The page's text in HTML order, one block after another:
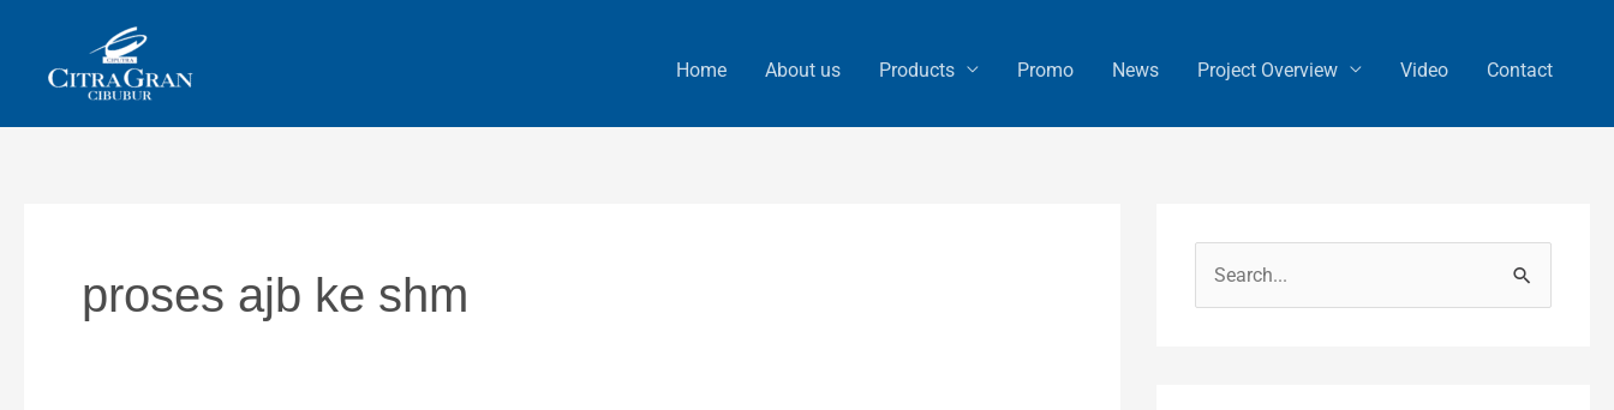
content
Home About us Products Promo News Project Overview Video Contact
proses ajb ke shm